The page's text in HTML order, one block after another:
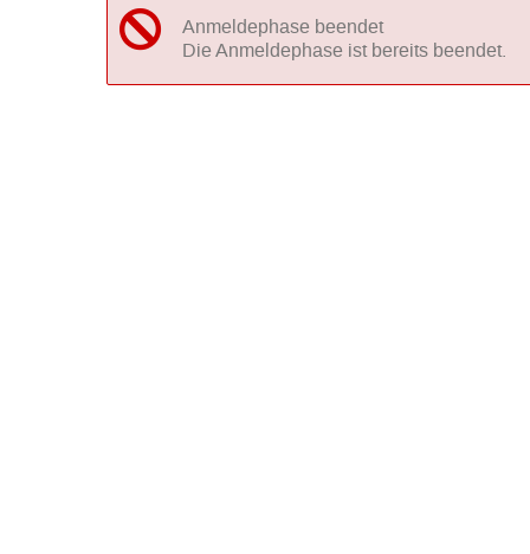
Anmeldephase beendet
Die Anmeldephase ist bereits beendet.